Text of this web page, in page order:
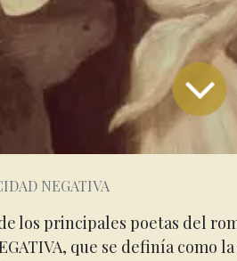
NEGATIVA
los principales poetas del
que se definía como